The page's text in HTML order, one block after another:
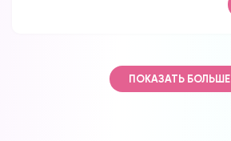
ПОКАЗАТЬ БОЛЬШЕ